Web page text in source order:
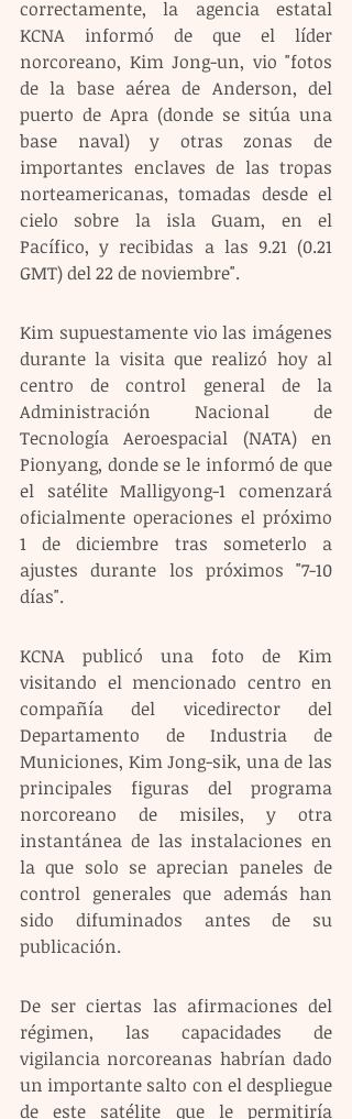
correctamente, la agencia estatal
KCNA informó de que el líder
norcoreano, Kim Jong-un, vio "fotos
de la base aérea de Anderson, del
puerto de Apra (donde se sitúa una
base naval) y otras zonas de
importantes enclaves de las tropas
norteamericanas, tomadas desde el
cielo sobre la isla Guam, en el
Pacífico, y recibidas a las 9.21 (0.21
GMT) del 22 de noviembre".
Kim supuestamente vio las imágenes
durante la visita que realizó hoy al
centro de control general de la
Administración Nacional de
Tecnología Aeroespacial (NATA) en
Pionyang, donde se le informó de que
el satélite Malligyong-1 comenzará
oficialmente operaciones el próximo
1 de diciembre tras someterlo a
ajustes durante los próximos "7-10
días".
KCNA publicó una foto de Kim
visitando el mencionado centro en
compañía del vicedirector del
Departamento de Industria de
Municiones, Kim Jong-sik, una de las
principales figuras del programa
norcoreano de misiles, y otra
instantánea de las instalaciones en
la que solo se aprecian paneles de
control generales que además han
sido difuminados antes de su
publicación.
De ser ciertas las afirmaciones del
régimen, las capacidades de
vigilancia norcoreanas habrían dado
un importante salto con el despliegue
de este satélite que le permitiría